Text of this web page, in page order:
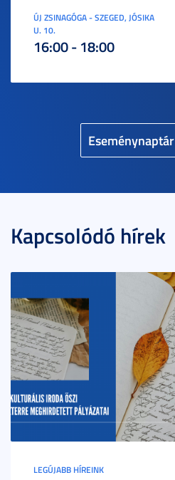
Eseménynaptár
ÚJ ZSINAGÓGA - SZEGED, JÓSIKA
U. 10.
16:00 - 18:00
Kapcsolódó hírek
LEGÚJABB HÍREINK